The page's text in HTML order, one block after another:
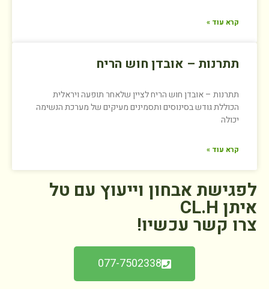
קרא עוד »
תתרנות – אובדן חוש הריח
תתרנות – אובדן חוש הריח לציין שלאחר תופעה ויראלית
הכוללת גודש בסינוסים ותסמינים מעיקים של מערכת הנשימה
יכולה
קרא עוד »
לפגישת אבחון וייעוץ עם טל
איתן CL.H
צרו קשר עכשיו!
077-7502338